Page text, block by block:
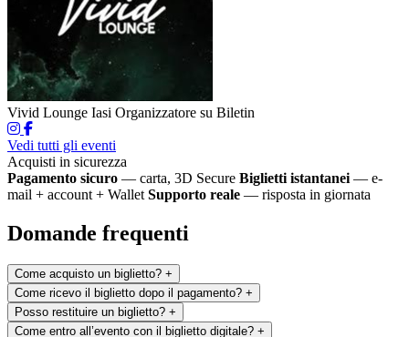
Vivid Lounge Iasi Organizzatore su Biletin
Vedi tutti gli eventi
Acquisti in sicurezza
Pagamento sicuro — carta, 3D Secure Biglietti istantanei — e-
mail + account + Wallet Supporto reale — risposta in giornata
Domande frequenti
Come acquisto un biglietto? +
Come ricevo il biglietto dopo il pagamento? +
Posso restituire un biglietto? +
Come entro all’evento con il biglietto digitale? +